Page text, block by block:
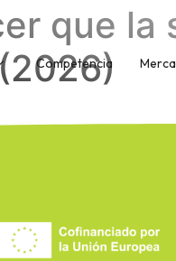
Competencia
que